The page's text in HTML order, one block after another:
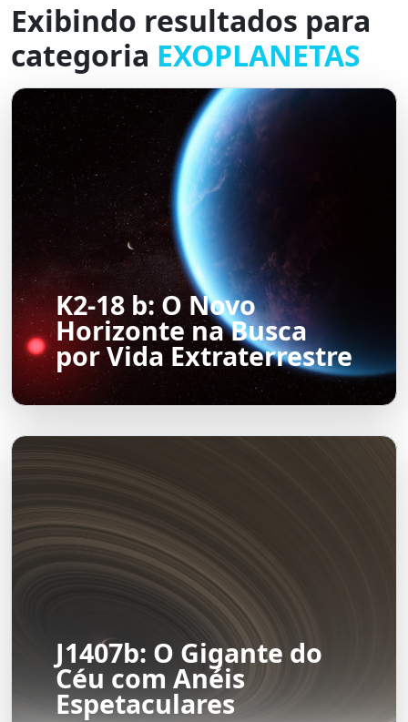
Exibindo resultados para
categoria EXOPLANETAS
K2-18 b: O Novo
Horizonte na Busca
por Vida Extraterrestre
J1407b: O Gigante do
Céu com Anéis
Espetaculares